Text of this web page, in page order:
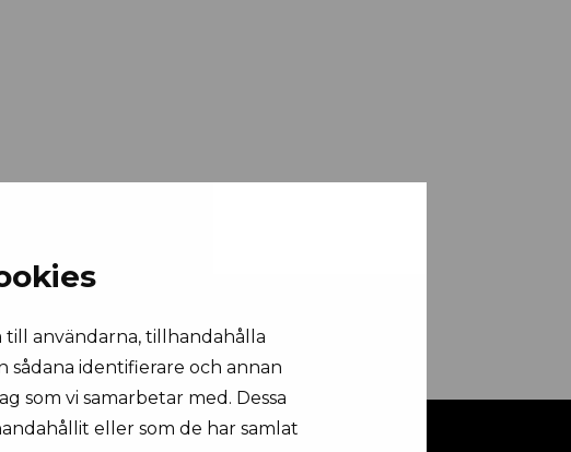
användarna, tillhandahålla
sådana identifierare och annan
som vi samarbetar med. Dessa
eller som de har samlat